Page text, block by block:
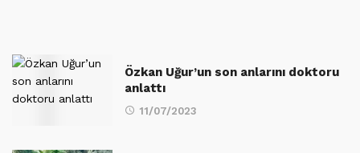
Özkan Uğur’un son anlarını doktoru
anlattı
11/07/2023